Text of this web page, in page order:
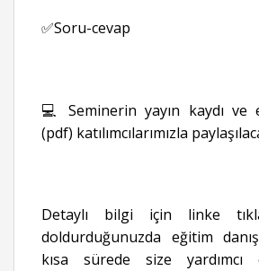
✅Soru-cevap
💻 Seminerin yayın kaydı ve
(pdf) katılımcılarımızla
Detaylı bilgi için linke
doldurduğunuzda eğitim
kısa sürede size yardımcı